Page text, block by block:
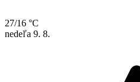
27/16 °C
nedeľa 9. 8.